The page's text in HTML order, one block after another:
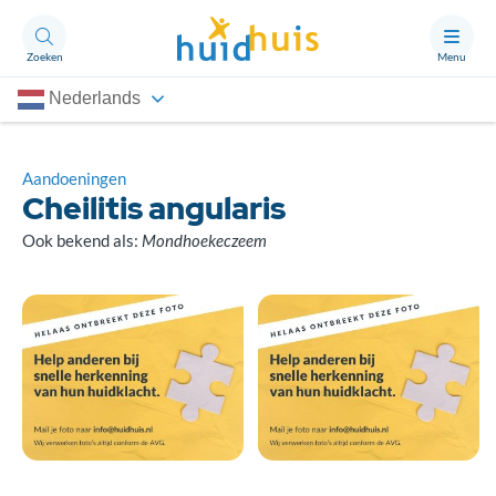
Zoeken Menu
Nederlands
Thema’s
Artikelen
Over Huidhuis
Contact
Doneren
Aandoeningen
Cheilitis angularis
Ook bekend als: Mondhoekeczeem